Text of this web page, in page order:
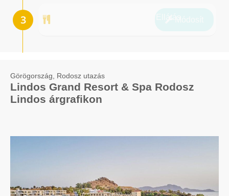
Görögország, Rodosz utazás
Lindos Grand Resort & Spa Rodosz
Lindos árgrafikon